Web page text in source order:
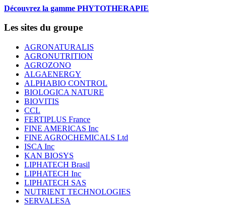
Découvrez la gamme PHYTOTHERAPIE
Les sites du groupe
AGRONATURALIS
AGRONUTRITION
AGROZONO
ALGAENERGY
ALPHABIO CONTROL
BIOLOGICA NATURE
BIOVITIS
CCL
FERTIPLUS France
FINE AMERICAS Inc
FINE AGROCHEMICALS Ltd
ISCA Inc
KAN BIOSYS
LIPHATECH Brasil
LIPHATECH Inc
LIPHATECH SAS
NUTRIENT TECHNOLOGIES
SERVALESA